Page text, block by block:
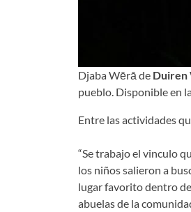
Djaba Wērā de Duiren
pueblo. Disponible en
Entre las actividades
“Se trabajo el vinculo
los niños salieron a
lugar favorito dentro
abuelas de la